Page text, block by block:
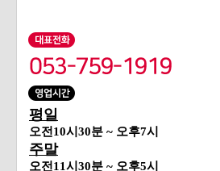
평일
오전10시30분 ~ 오후7시
주말
오전11시30분 ~ 오후5시